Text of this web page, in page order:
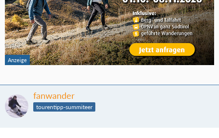
fanwander
tourentipp-summiteer